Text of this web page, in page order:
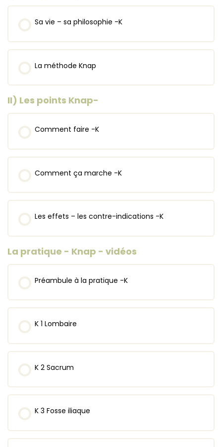
Sa vie – sa philosophie -K
La méthode Knap
II) Les points Knap-
Comment faire -K
Comment ça marche -K
Les effets – les contre-indications -K
La pratique - Knap - vidéos
Préambule à la pratique -K
K 1 Lombaire
K 2 Sacrum
K 3 Fosse iliaque